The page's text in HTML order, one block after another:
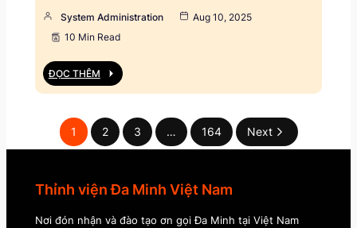
System Administration
Aug 10, 2025
10 Min Read
ĐỌC THÊM
1 2 3 … 164 Next
Thỉnh viện Đa Minh Việt Nam
Nơi đón nhận và đào tạo ơn gọi Đa Minh tại Việt Nam